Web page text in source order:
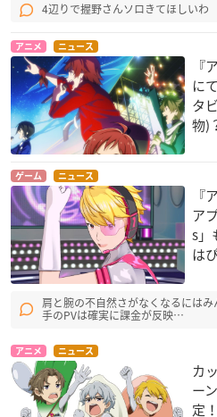
4辺りで握野さんソロきてほしいわ
アニメ ニュース
『
に
タ
物)
ゲーム ニュース
『
ア
s」
は
肩と腕の不自然さがなくなるには
手のPVは確実に課金が反映…
アニメ ニュース
カ
ー
定